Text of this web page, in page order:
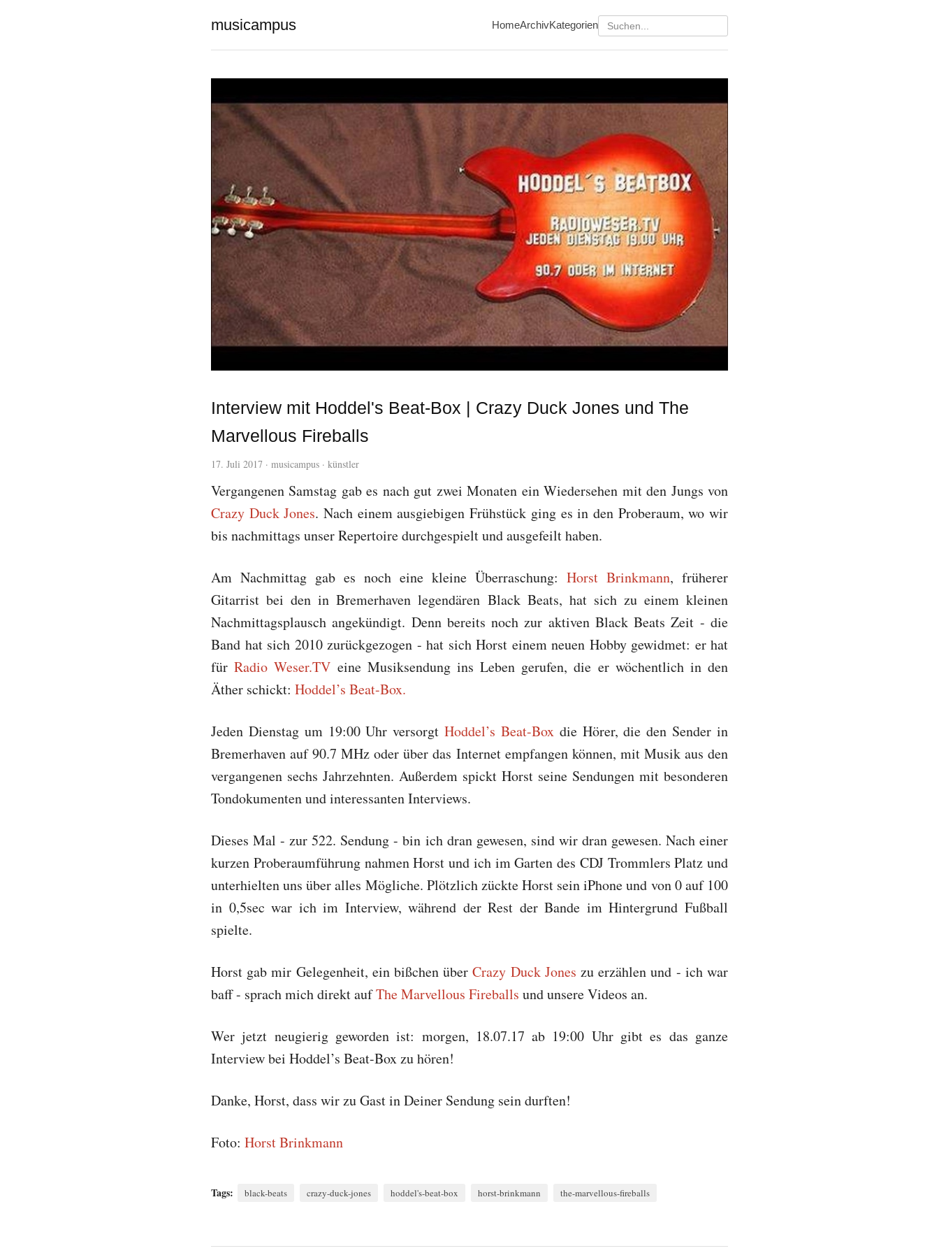
musicampus HomeArchivKategorien
Interview mit Hoddel's Beat-Box | Crazy Duck Jones und The
Marvellous Fireballs
17. Juli 2017 · musicampus · künstler
Vergangenen Samstag gab es nach gut zwei Monaten ein Wiedersehen mit den Jungs von
Crazy Duck Jones. Nach einem ausgiebigen Frühstück ging es in den Proberaum, wo wir
bis nachmittags unser Repertoire durchgespielt und ausgefeilt haben.
Am Nachmittag gab es noch eine kleine Überraschung: Horst Brinkmann, früherer
Gitarrist bei den in Bremerhaven legendären Black Beats, hat sich zu einem kleinen
Nachmittagsplausch angekündigt. Denn bereits noch zur aktiven Black Beats Zeit - die
Band hat sich 2010 zurückgezogen - hat sich Horst einem neuen Hobby gewidmet: er hat
fürRadio Weser.TV eine Musiksendung ins Leben gerufen, die er wöchentlich in den
Äther schickt: Hoddel’s Beat-Box.
Jeden Dienstag um 19:00 Uhr versorgtHoddel’s Beat-Boxdie Hörer, die den Sender in
Bremerhaven auf 90.7 MHz oder über das Internet empfangen können, mit Musik aus den
vergangenen sechs Jahrzehnten. Außerdem spickt Horst seine Sendungen mit besonderen
Tondokumenten und interessanten Interviews.
Dieses Mal - zur 522. Sendung - bin ich dran gewesen, sind wir dran gewesen. Nach einer
kurzen Proberaumführung nahmen Horst und ich im Garten des CDJ Trommlers Platz und
unterhielten uns über alles Mögliche. Plötzlich zückte Horst sein iPhone und von 0 auf 100
in 0,5sec war ich im Interview, während der Rest der Bande im Hintergrund Fußball
spielte.
Horst gab mir Gelegenheit, ein bißchen überCrazy Duck Jones zu erzählen und - ich war
baff - sprach mich direkt aufThe Marvellous Fireballs und unsere Videos an.
Wer jetzt neugierig geworden ist: morgen, 18.07.17 ab 19:00 Uhr gibt es das ganze
Interview bei Hoddel’s Beat-Box zu hören!
Danke, Horst, dass wir zu Gast in Deiner Sendung sein durften!
Foto: Horst Brinkmann
Tags: black-beats crazy-duck-jones hoddel's-beat-box horst-brinkmann the-marvellous-fireballs